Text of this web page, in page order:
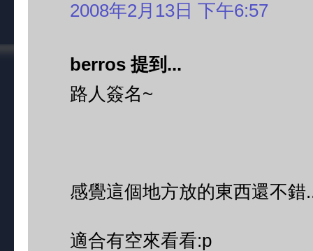
2008年2月13日 下午6:57
berros 提到...
路人簽名~
感覺這個地方放的東西還不錯
適合有空來看看:p